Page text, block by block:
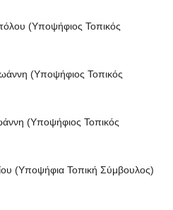
(Υποψήφιος Τοπικός
(Υποψήφιος Τοπικός
(Υποψήφιος Τοπικός
(Υποψήφια Τοπική Σύμβουλος)